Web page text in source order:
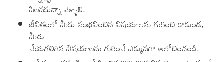
పిలవకున్నా వెళ్ళాలి.
జీవితంలో మీకు సంభవించిన విషయాలను గురించి కాకుండ,
మీరు
చేయగలిగిన విషయాలను గురించే ఎక్కువగా ఆలోచించండి.